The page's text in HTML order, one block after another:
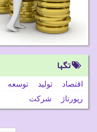
تگها
اقتصاد تولید توسعه
رپورتاژ
شركت